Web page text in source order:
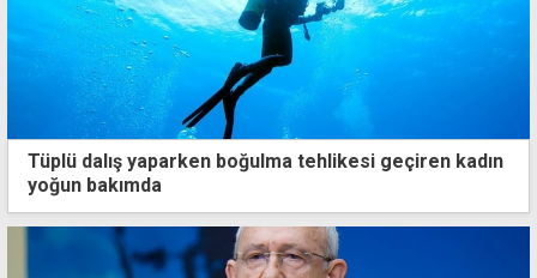
Tüplü dalış yaparken boğulma tehlikesi geçiren kadın
yoğun bakımda